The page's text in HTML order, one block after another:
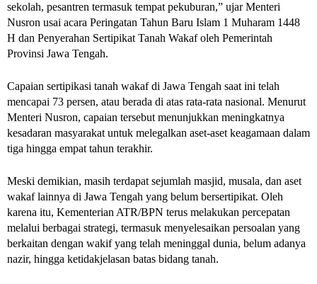
sekolah, pesantren termasuk tempat pekuburan,” ujar Menteri
Nusron usai acara Peringatan Tahun Baru Islam 1 Muharam 1448
H dan Penyerahan Sertipikat Tanah Wakaf oleh Pemerintah
Provinsi Jawa Tengah.
Capaian sertipikasi tanah wakaf di Jawa Tengah saat ini telah
mencapai 73 persen, atau berada di atas rata-rata nasional. Menurut
Menteri Nusron, capaian tersebut menunjukkan meningkatnya
kesadaran masyarakat untuk melegalkan aset-aset keagamaan dalam
tiga hingga empat tahun terakhir.
Meski demikian, masih terdapat sejumlah masjid, musala, dan aset
wakaf lainnya di Jawa Tengah yang belum bersertipikat. Oleh
karena itu, Kementerian ATR/BPN terus melakukan percepatan
melalui berbagai strategi, termasuk menyelesaikan persoalan yang
berkaitan dengan wakif yang telah meninggal dunia, belum adanya
nazir, hingga ketidakjelasan batas bidang tanah.